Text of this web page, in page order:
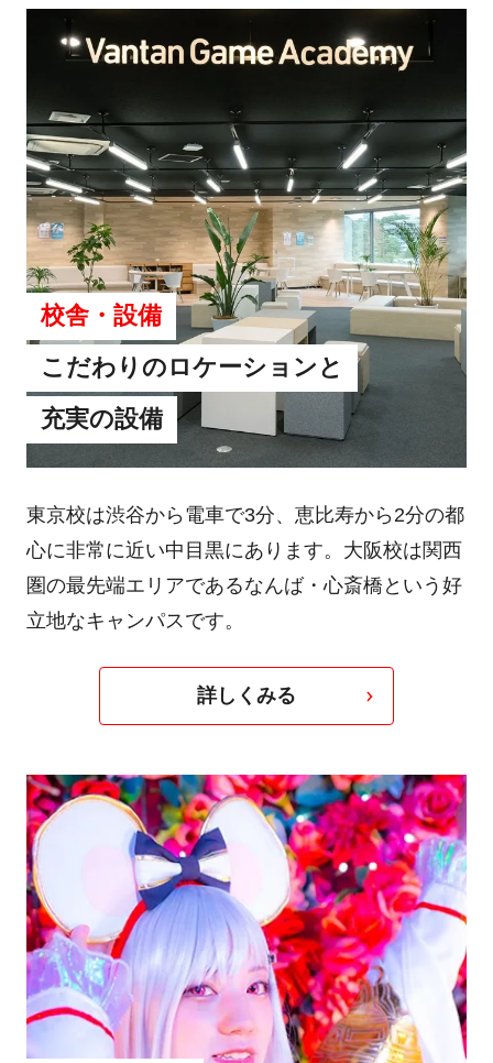
校舎・設備
こだわりのロケーションと
充実の設備
東京校は渋谷から電車で3分、恵比寿から2分の都
心に非常に近い中目黒にあります。大阪校は関西
圏の最先端エリアであるなんば・心斎橋という好
立地なキャンパスです。
詳しくみる